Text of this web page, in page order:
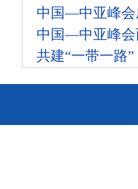
中国—中亚峰会
中国—中亚峰会
共建“一带一路